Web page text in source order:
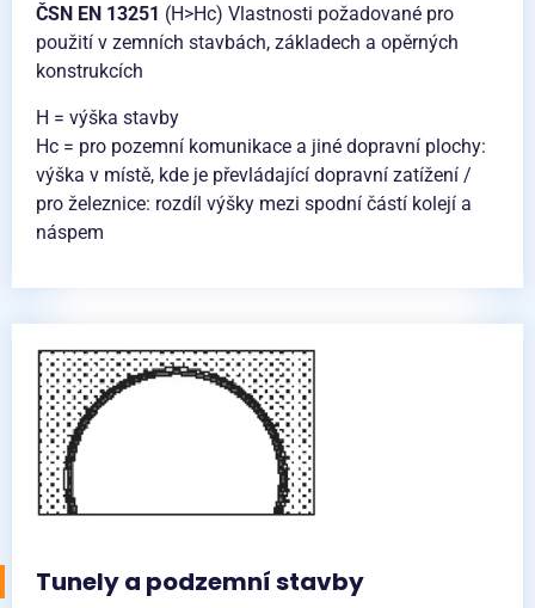
ČSN EN 13251 (H>Hc) Vlastnosti požadované pro
použití v zemních stavbách, základech a opěrných
konstrukcích
H = výška stavby
Hc = pro pozemní komunikace a jiné dopravní plochy:
výška v místě, kde je převládající dopravní zatížení /
pro železnice: rozdíl výšky mezi spodní částí kolejí a
náspem
Tunely a podzemní stavby